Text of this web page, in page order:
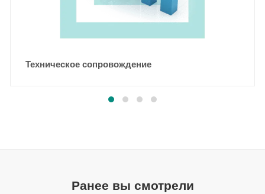
Техническое сопровождение
Ранее вы смотрели